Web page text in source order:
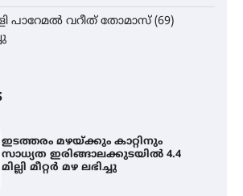
പാറേമൽ വറീത് തോമാസ് (69)
ഇടത്തരം മഴയ്ക്കും കാറ്റിനും
സാധ്യത ഇരിങ്ങാലക്കുടയിൽ 4.4
മില്ലി മീറ്റർ മഴ ലഭിച്ചു